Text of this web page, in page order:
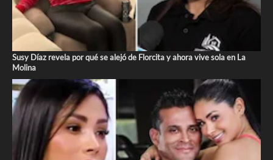
Susy Díaz revela por qué se alejó de Florcita y ahora vive sola en La
Molina